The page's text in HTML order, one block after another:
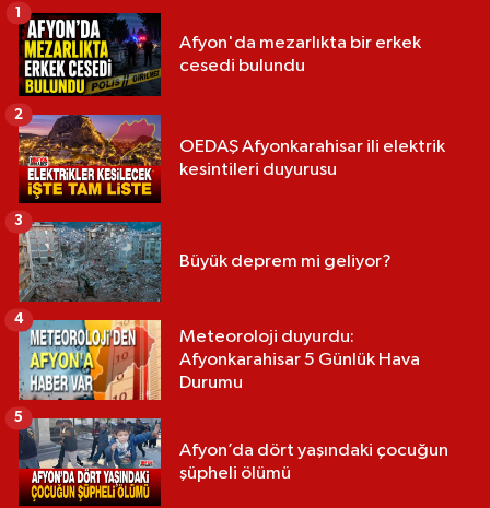
Afyon'da mezarlıkta bir erkek
cesedi bulundu
1
OEDAŞ Afyonkarahisar ili elektrik
kesintileri duyurusu
2
Büyük deprem mi geliyor?
3
Meteoroloji duyurdu:
Afyonkarahisar 5 Günlük Hava
Durumu
4
Afyon’da dört yaşındaki çocuğun
şüpheli ölümü
5